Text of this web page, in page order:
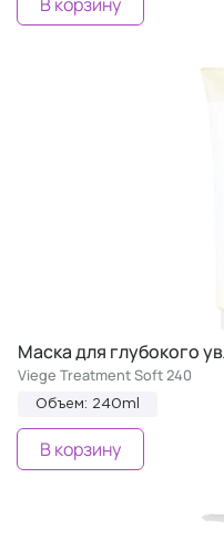
Маска для глубокого
Viege Treatment Soft 240
Объем: 240ml
В корзину